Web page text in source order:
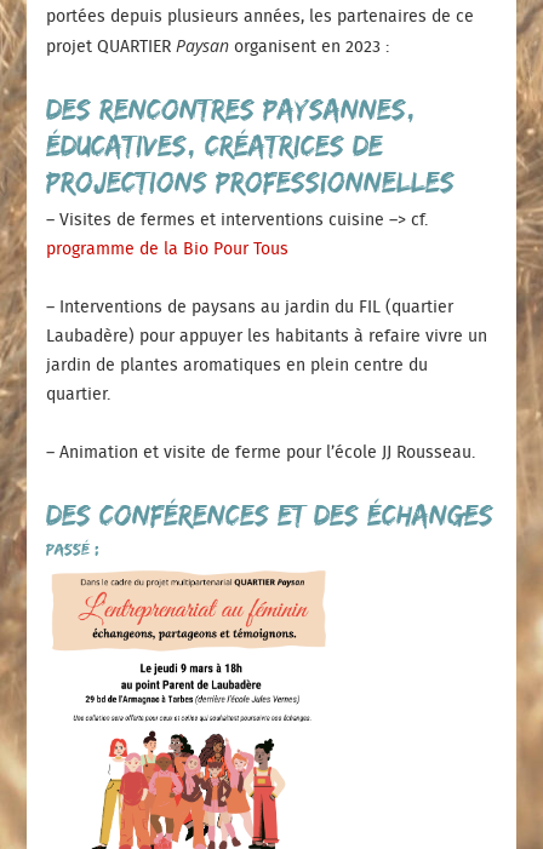
portées depuis plusieurs années, les partenaires de ce
projet QUARTIERPaysanorganisent en 2023 :
Des rencontres paysannes,
éducatives, créatrices de
projections professionnelles
– Visites de fermes et interventions cuisine –> cf.
programme de la Bio Pour Tous
– Interventions de paysans au jardin du FIL (quartier
Laubadère) pour appuyer les habitants à refaire vivre un
jardin de plantes aromatiques en plein centre du
quartier.
– Animation et visite de ferme pour l’école JJ Rousseau.
Des conférences et des échanges
passé :